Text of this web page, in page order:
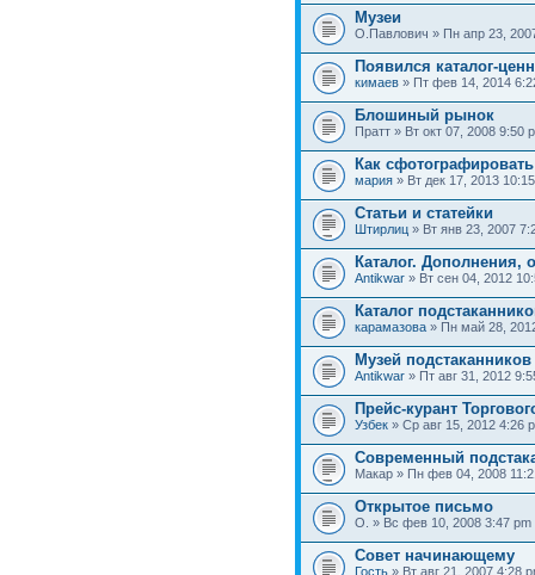
Музеи
О.Павлович » Пн апр 23,
Появился каталог-
кимаев » Пт фев 14, 2014
Блошиный рынок
Пратт » Вт окт 07, 2008 9:50
Как
мария » Вт дек 17, 2013
Статьи и статейки
Штирлиц » Вт янв 23, 2007
Каталог. Дополнения,
Antikwar » Вт сен 04, 2012
Каталог
карамазова » Пн май 28,
Музей
Antikwar » Пт авг 31, 2012
Прейс-курант
Узбек » Ср авг 15, 2012 4:26
Современный
Макар » Пн фев 04, 2008
Открытое письмо
О. » Вс фев 10, 2008 3:47 pm
Совет начинающему
Гость » Вт авг 21, 2007 4:28